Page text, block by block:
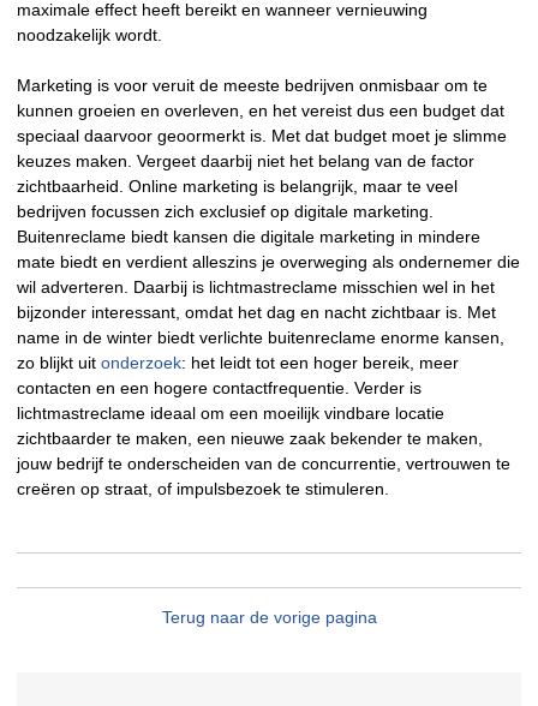
maximale effect heeft bereikt en wanneer vernieuwing
noodzakelijk wordt.
Marketing is voor veruit de meeste bedrijven onmisbaar om te
kunnen groeien en overleven, en het vereist dus een budget dat
speciaal daarvoor geoormerkt is. Met dat budget moet je slimme
keuzes maken. Vergeet daarbij niet het belang van de factor
zichtbaarheid. Online marketing is belangrijk, maar te veel
bedrijven focussen zich exclusief op digitale marketing.
Buitenreclame biedt kansen die digitale marketing in mindere
mate biedt en verdient alleszins je overweging als ondernemer die
wil adverteren. Daarbij is lichtmastreclame misschien wel in het
bijzonder interessant, omdat het dag en nacht zichtbaar is. Met
name in de winter biedt verlichte buitenreclame enorme kansen,
zo blijkt uit onderzoek: het leidt tot een hoger bereik, meer
contacten en een hogere contactfrequentie. Verder is
lichtmastreclame ideaal om een moeilijk vindbare locatie
zichtbaarder te maken, een nieuwe zaak bekender te maken,
jouw bedrijf te onderscheiden van de concurrentie, vertrouwen te
creëren op straat, of impulsbezoek te stimuleren.
Terug naar de vorige pagina